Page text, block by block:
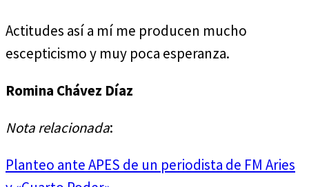
Actitudes así a mí me producen mucho
escepticismo y muy poca esperanza.
Romina Chávez Díaz
Nota relacionada:
Planteo ante APES de un periodista de FM Aries